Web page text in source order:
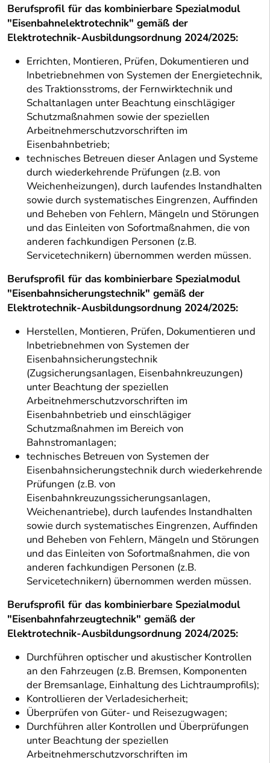
Berufsprofil für das kombinierbare Spezialmodul
"Eisenbahnelektrotechnik" gemäß der
Elektrotechnik-Ausbildungsordnung 2024/2025:
Errichten, Montieren, Prüfen, Dokumentieren und
Inbetriebnehmen von Systemen der Energietechnik,
des Traktionsstroms, der Fernwirktechnik und
Schaltanlagen unter Beachtung einschlägiger
Schutzmaßnahmen sowie der speziellen
Arbeitnehmerschutzvorschriften im
Eisenbahnbetrieb;
technisches Betreuen dieser Anlagen und Systeme
durch wiederkehrende Prüfungen (z.B. von
Weichenheizungen), durch laufendes Instandhalten
sowie durch systematisches Eingrenzen, Auffinden
und Beheben von Fehlern, Mängeln und Störungen
und das Einleiten von Sofortmaßnahmen, die von
anderen fachkundigen Personen (z.B.
Servicetechnikern) übernommen werden müssen.
Berufsprofil für das kombinierbare Spezialmodul
"Eisenbahnsicherungstechnik" gemäß der
Elektrotechnik-Ausbildungsordnung 2024/2025:
Herstellen, Montieren, Prüfen, Dokumentieren und
Inbetriebnehmen von Systemen der
Eisenbahnsicherungstechnik
(Zugsicherungsanlagen, Eisenbahnkreuzungen)
unter Beachtung der speziellen
Arbeitnehmerschutzvorschriften im
Eisenbahnbetrieb und einschlägiger
Schutzmaßnahmen im Bereich von
Bahnstromanlagen;
technisches Betreuen von Systemen der
Eisenbahnsicherungstechnik durch wiederkehrende
Prüfungen (z.B. von
Eisenbahnkreuzungssicherungsanlagen,
Weichenantriebe), durch laufendes Instandhalten
sowie durch systematisches Eingrenzen, Auffinden
und Beheben von Fehlern, Mängeln und Störungen
und das Einleiten von Sofortmaßnahmen, die von
anderen fachkundigen Personen (z.B.
Servicetechnikern) übernommen werden müssen.
Berufsprofil für das kombinierbare Spezialmodul
"Eisenbahnfahrzeugtechnik" gemäß der
Elektrotechnik-Ausbildungsordnung 2024/2025:
Durchführen optischer und akustischer Kontrollen
an den Fahrzeugen (z.B. Bremsen, Komponenten
der Bremsanlage, Einhaltung des Lichtraumprofils);
Kontrollieren der Verladesicherheit;
Überprüfen von Güter- und Reisezugwagen;
Durchführen aller Kontrollen und Überprüfungen
unter Beachtung der speziellen
Arbeitnehmerschutzvorschriften im